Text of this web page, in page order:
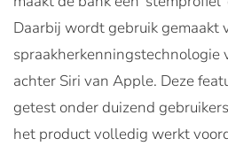
Daarbij wordt gebruik gemaakt
spraakherkenningstechnologie
achter Siri van Apple. Deze
getest onder duizend
het product volledig werkt